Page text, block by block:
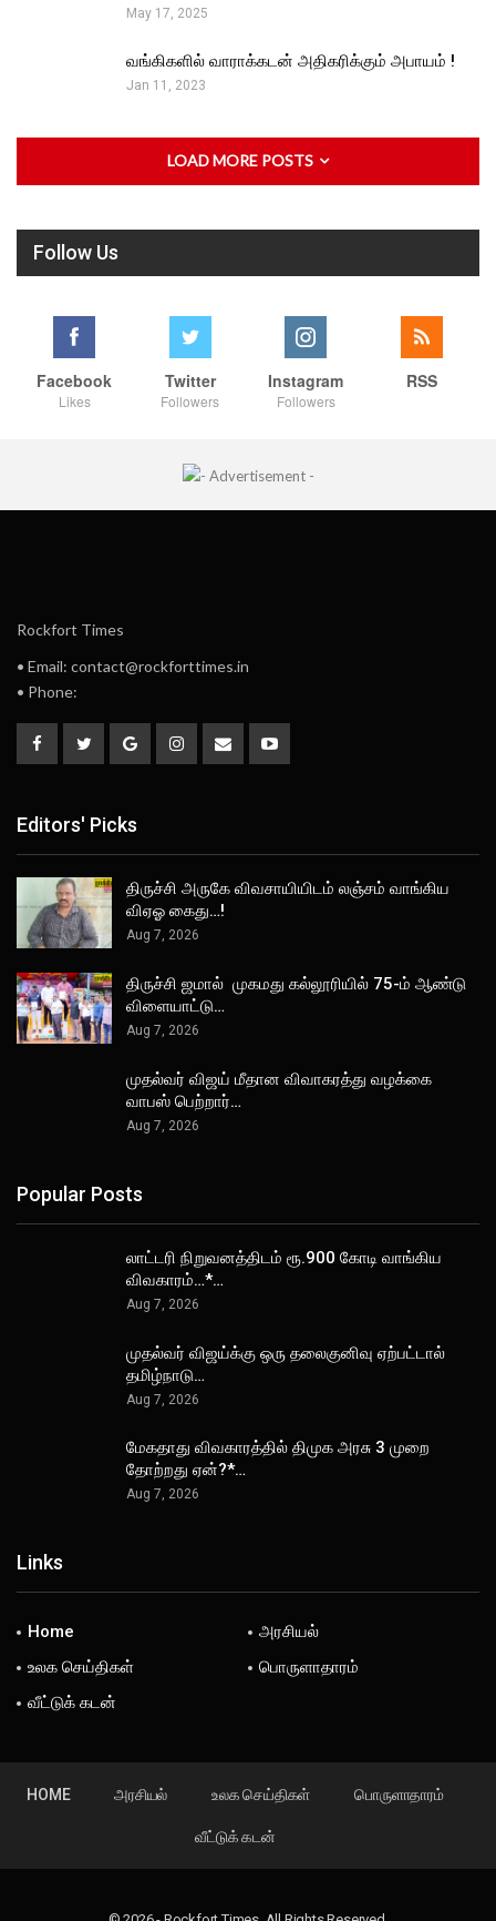
May 17, 2025
வங்கிகளில் வாராக்கடன் அதிகரிக்கும் அபாயம் !
Jan 11, 2023
LOAD MORE POSTS
Follow Us
Facebook
Likes
Twitter
Followers
Instagram
Followers
RSS
Rockfort Times
• Email: contact@rockforttimes.in
• Phone:
Editors' Picks
திருச்சி அருகே விவசாயியிடம் லஞ்சம் வாங்கிய
விஏஓ கைது…!
Aug 7, 2026
திருச்சி ஜமால் முகமது கல்லூரியில் 75-ம் ஆண்டு
விளையாட்டு…
Aug 7, 2026
முதல்வர் விஜய் மீதான விவாகரத்து வழக்கை
வாபஸ் பெற்றார்…
Aug 7, 2026
Popular Posts
லாட்டரி நிறுவனத்திடம் ரூ.900 கோடி வாங்கிய
விவகாரம்…*…
Aug 7, 2026
முதல்வர் விஜய்க்கு ஒரு தலைகுனிவு ஏற்பட்டால்
தமிழ்நாடு…
Aug 7, 2026
மேகதாது விவகாரத்தில் திமுக அரசு 3 முறை
தோற்றது ஏன்?*…
Aug 7, 2026
Links
Home
அரசியல்
உலக செய்திகள்
பொருளாதாரம்
வீட்டுக் கடன்
HOME அரசியல் உலக செய்திகள் பொருளாதாரம்
வீட்டுக் கடன்